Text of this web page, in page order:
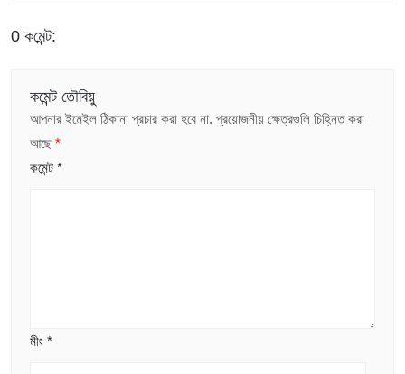
0 কমেন্ট:
কমেন্ট তৌবিয়ু
আপনার ইমেইল ঠিকানা প্রচার করা হবে না. প্রয়োজনীয় ক্ষেত্রগুলি চিহ্নিত করা
আছে *
কমেন্ট *
মীং *